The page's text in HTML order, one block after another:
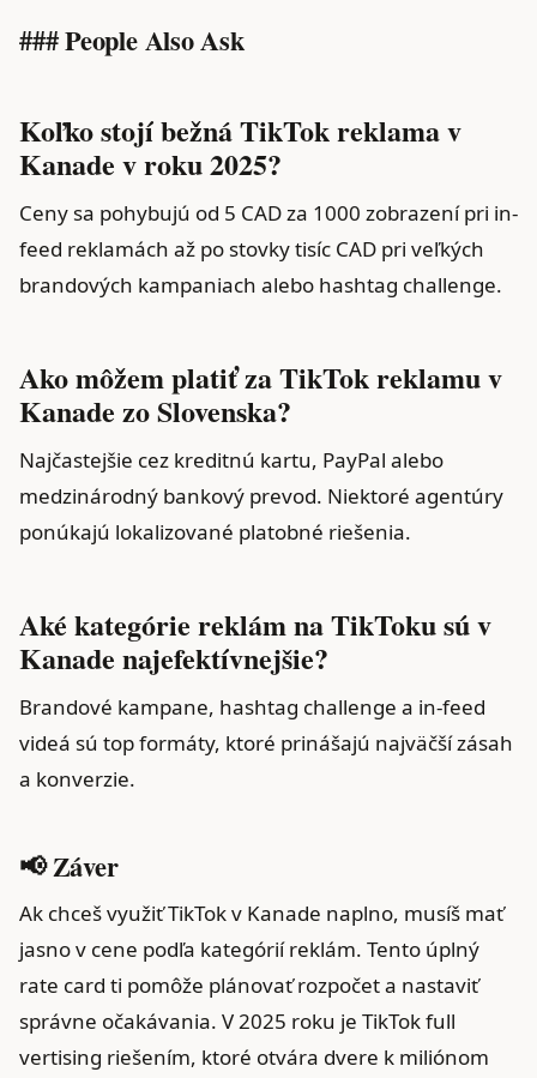
### People Also Ask
Koľko stojí bežná TikTok reklama v
Kanade v roku 2025?
Ceny sa pohybujú od 5 CAD za 1000 zobrazení pri in-
feed reklamách až po stovky tisíc CAD pri veľkých
brandových kampaniach alebo hashtag challenge.
Ako môžem platiť za TikTok reklamu v
Kanade zo Slovenska?
Najčastejšie cez kreditnú kartu, PayPal alebo
medzinárodný bankový prevod. Niektoré agentúry
ponúkajú lokalizované platobné riešenia.
Aké kategórie reklám na TikToku sú v
Kanade najefektívnejšie?
Brandové kampane, hashtag challenge a in-feed
videá sú top formáty, ktoré prinášajú najväčší zásah
a konverzie.
📢 Záver
Ak chceš využiť TikTok v Kanade naplno, musíš mať
jasno v cene podľa kategórií reklám. Tento úplný
rate card ti pomôže plánovať rozpočet a nastaviť
správne očakávania. V 2025 roku je TikTok full
vertising riešením, ktoré otvára dvere k miliónom